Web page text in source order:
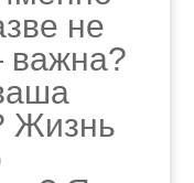
не
важна?
Жизнь